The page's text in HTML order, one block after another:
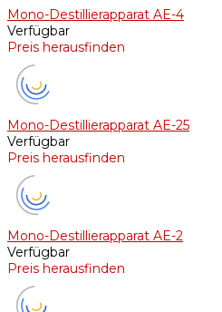
Mono-Destillierapparat AE-4
Verfügbar
Preis herausfinden
Mono-Destillierapparat AE-25
Verfügbar
Preis herausfinden
Mono-Destillierapparat AE-2
Verfügbar
Preis herausfinden